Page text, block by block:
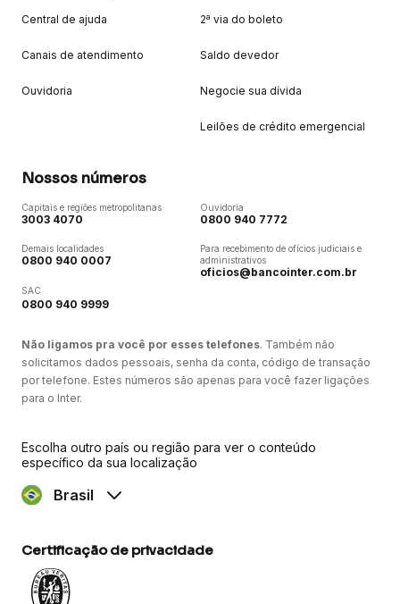
Central de ajuda
Canais de atendimento
Ouvidoria
2ª via do boleto
Saldo devedor
Negocie sua dívida
Leilões de crédito emergencial
Nossos números
Capitais e regiões metropolitanas
3003 4070
Demais localidades
0800 940 0007
SAC
0800 940 9999
Ouvidoria
0800 940 7772
Para recebimento de ofícios judiciais e
administrativos
oficios@bancointer.com.br
Não ligamos pra você por esses telefones. Também não
solicitamos dados pessoais, senha da conta, código de transação
por telefone. Estes números são apenas para você fazer ligações
para o Inter.
Escolha outro país ou região para ver o conteúdo
específico da sua localização
Brasil
Certificação de privacidade